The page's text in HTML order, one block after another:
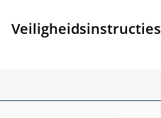
Veiligheidsinstructies